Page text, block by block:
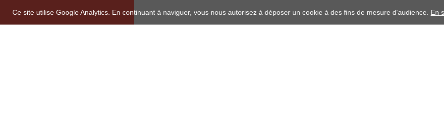
Ce site utilise Google Analytics. En continuant à naviguer, vous nous autorisez à déposer un cookie à des fins de mesure d'audience. En